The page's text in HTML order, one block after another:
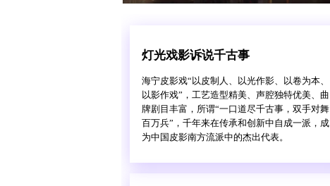
灯光戏影诉说千古事
海宁皮影戏“以皮制人、以光作影、以卷为本、
以影作戏”，工艺造型精美、声腔独特优美、曲
牌剧目丰富，所谓“一口道尽千古事，双手对舞
百万兵”，千年来在传承和创新中自成一派，成
为中国皮影南方流派中的杰出代表。